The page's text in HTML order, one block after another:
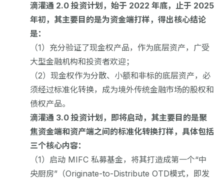
滴灌通 2.0 投资计划，始于 2022 年底，止于 2025
年初，其主要目的是为资金端打样，得出核心结论
是：
（1）充分验证了现金权产品，作为底层资产，广受
大型金融机构和投资者欢迎；
（2）现金权作为分散、小额和非标的底层资产，必
须经过标准化转换，成为境外传统金融市场的股权和
债权产品。
滴灌通 3.0 投资计划，即将启动，其主要目的是聚
焦资金端和资产端之间的标准化转换打样，具体包括
三个核心内容：
（1）启动 MIFC 私募基金，将其打造成第一个“中
央厨房”（Originate-to-Distribute OTD模式，即发